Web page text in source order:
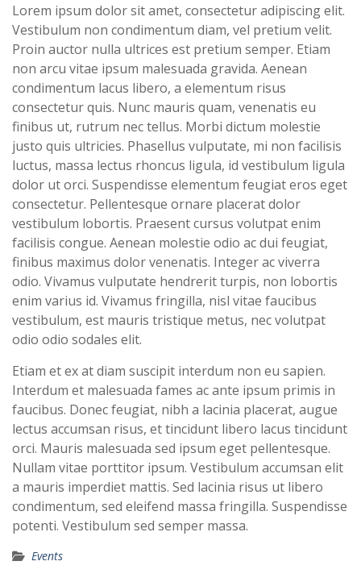
Lorem ipsum dolor sit amet, consectetur adipiscing elit.
Vestibulum non condimentum diam, vel pretium velit.
Proin auctor nulla ultrices est pretium semper. Etiam
non arcu vitae ipsum malesuada gravida. Aenean
condimentum lacus libero, a elementum risus
consectetur quis. Nunc mauris quam, venenatis eu
finibus ut, rutrum nec tellus. Morbi dictum molestie
justo quis ultricies. Phasellus vulputate, mi non facilisis
luctus, massa lectus rhoncus ligula, id vestibulum ligula
dolor ut orci. Suspendisse elementum feugiat eros eget
consectetur. Pellentesque ornare placerat dolor
vestibulum lobortis. Praesent cursus volutpat enim
facilisis congue. Aenean molestie odio ac dui feugiat,
finibus maximus dolor venenatis. Integer ac viverra
odio. Vivamus vulputate hendrerit turpis, non lobortis
enim varius id. Vivamus fringilla, nisl vitae faucibus
vestibulum, est mauris tristique metus, nec volutpat
odio odio sodales elit.
Etiam et ex at diam suscipit interdum non eu sapien.
Interdum et malesuada fames ac ante ipsum primis in
faucibus. Donec feugiat, nibh a lacinia placerat, augue
lectus accumsan risus, et tincidunt libero lacus tincidunt
orci. Mauris malesuada sed ipsum eget pellentesque.
Nullam vitae porttitor ipsum. Vestibulum accumsan elit
a mauris imperdiet mattis. Sed lacinia risus ut libero
condimentum, sed eleifend massa fringilla. Suspendisse
potenti. Vestibulum sed semper massa.
Events